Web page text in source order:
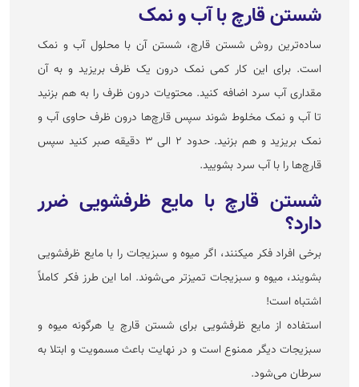
شستن قارچ با آب و نمک
ساده‌ترین روش شستن قارچ، شستن آن با محلول آب و نمک
است. برای این کار کمی نمک درون یک ظرف بریزید و به آن
مقداری آب سرد اضافه کنید. محتویات درون ظرف را به هم بزنید
تا آب و نمک مخلوط شوند سپس قارچ‌ها درون ظرف حاوی آب و
نمک بریزید و هم بزنید. حدود ۲ الی ۳ دقیقه صبر کنید سپس
قارچ‌ها را با آب سرد بشویید.
شستن قارچ با مایع ظرفشویی ضرر
دارد؟
برخی افراد فکر می‍کنند، اگر میوه و سبزیجات را با مایع ظرفشویی
بشویند، میوه و سبزیجات تمیزتر می‌شوند. اما این طرز فکر کاملاً
اشتباه است!
استفاده از مایع ظرفشویی برای شستن قارچ یا هرگونه میوه و
سبزیجات دیگر ممنوع است و در نهایت باعث مسمویت و ابتلا به
سرطان می‌شود.